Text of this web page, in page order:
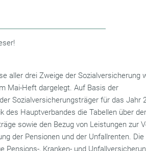
aller drei Zweige der Sozialversicherung
Mai-Heft dargelegt. Auf Basis der
Sozialversicherungsträger für das Jahr
des Hauptverbandes die Tabellen über
sowie den Bezug von Leistungen zur
der Pensionen und der Unfallrenten.
Pensions-, Kranken- und